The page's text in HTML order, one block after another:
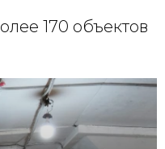
170 объектов